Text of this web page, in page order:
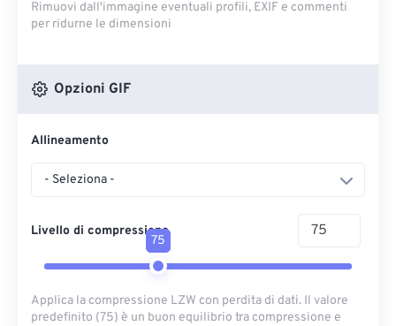
Rimuovi dall'immagine eventuali profili, EXIF ​​e commenti
per ridurne le dimensioni
Opzioni GIF
Allineamento
- Seleziona -
Livello di compressione
75
Applica la compressione LZW con perdita di dati. Il valore
predefinito (75) è un buon equilibrio tra compressione e